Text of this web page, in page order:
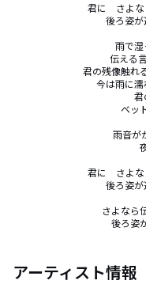
君に　さよ
後ろ姿
雨で
伝える
君の残像触れ
今は雨に
君
ベッ
雨音が
君に　さよ
後ろ姿
さよなら
後ろ姿
アーティスト情報